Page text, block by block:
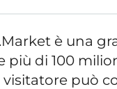
è una
più di 100
visitatore può